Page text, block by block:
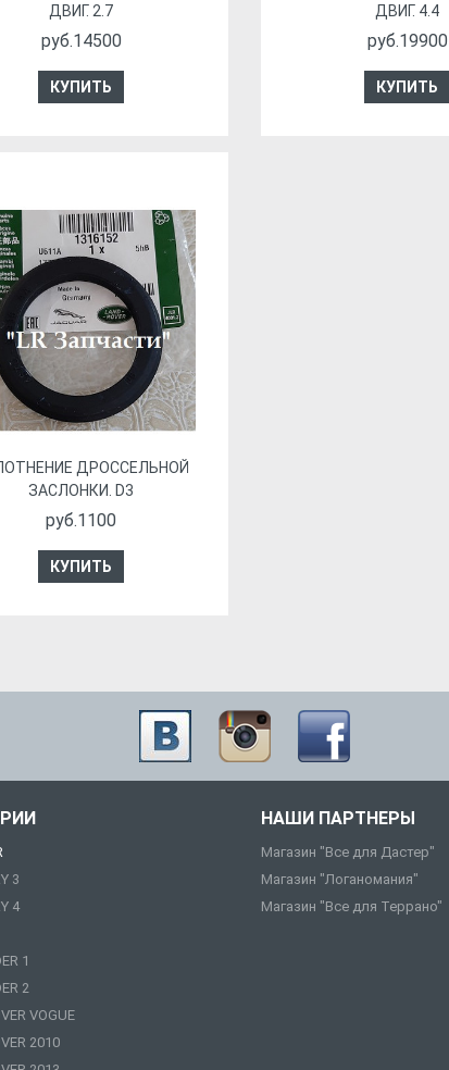
ДВИГ. 2.7
руб.14500
КУПИТЬ
ДВИГ. 4.4
руб.19900
КУПИТЬ
ДРОССЕЛЬНОЙ
ЗАСЛОНКИ. D3
руб.1100
КУПИТЬ
3
4
1
2
VOGUE
2010
НАШИ ПАРТНЕРЫ
Магазин "Все для Дастер"
Магазин "Логаномания"
Магазин "Все для Террано"